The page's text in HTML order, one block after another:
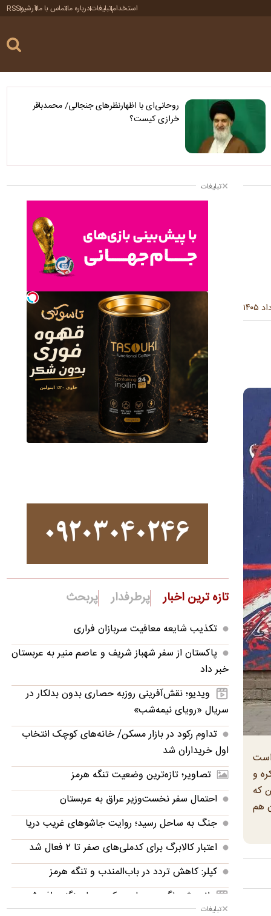
استخدامتبلیغاتدرباره ماتماس با ماآرشیوRSS
روحانی‌ای با اظهارنظرهای جنجالی/ محمدباقر
خرازی کیست؟
است
و
که
هم
تبلیغات
تازه ترین اخبار پرطرفدار پربحث
تکذیب شایعه معافیت سربازان فراری
پاکستان از سفر شهباز شریف و عاصم منیر به عربستان
خبر داد
ویدیو؛ نقش‌آفرینی روزبه حصاری بدون بدلکار در
سریال «رویای نیمه‌شب»
تداوم رکود در بازار مسکن/ خانه‌های کوچک انتخاب
اول خریداران شد
تصاویر؛ تازه‌ترین وضعیت تنگه هرمز
احتمال سفر نخست‌وزیر عراق به عربستان
جنگ به ساحل رسید؛ روایت جاشوهای غریب دریا
اعتبار کالابرگ برای کدملی‌های صفر تا ۲ فعال شد
کپلر: کاهش تردد در باب‌المندب و تنگه هرمز
انیمیشن لگویی حمله به کویت با جنگنده اف-۵
تبلیغات